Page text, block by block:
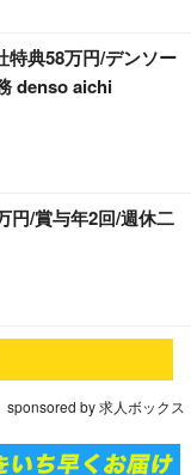
特典58万円/デンソー
denso aichi
円/賞与年2回/週休二
sponsored by 求人ボックス